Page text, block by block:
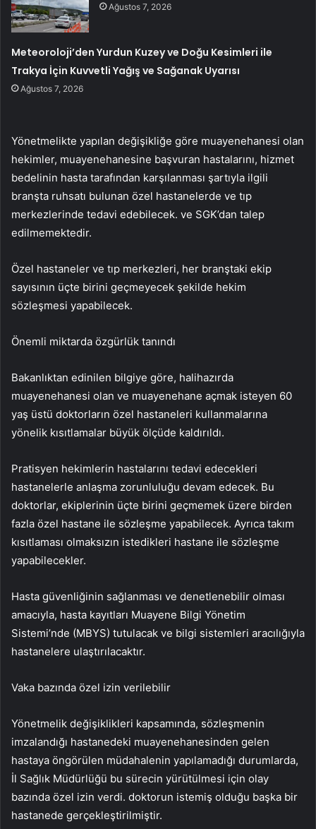
Ağustos 7, 2026
Meteoroloji’den Yurdun Kuzey ve Doğu Kesimleri ile
Trakya İçin Kuvvetli Yağış ve Sağanak Uyarısı
Ağustos 7, 2026
Yönetmelikte yapılan değişikliğe göre muayenehanesi olan
hekimler, muayenehanesine başvuran hastalarını, hizmet
bedelinin hasta tarafından karşılanması şartıyla ilgili
branşta ruhsatı bulunan özel hastanelerde ve tıp
merkezlerinde tedavi edebilecek. ve SGK’dan talep
edilmemektedir.
Özel hastaneler ve tıp merkezleri, her branştaki ekip
sayısının üçte birini geçmeyecek şekilde hekim
sözleşmesi yapabilecek.
Önemli miktarda özgürlük tanındı
Bakanlıktan edinilen bilgiye göre, halihazırda
muayenehanesi olan ve muayenehane açmak isteyen 60
yaş üstü doktorların özel hastaneleri kullanmalarına
yönelik kısıtlamalar büyük ölçüde kaldırıldı.
Pratisyen hekimlerin hastalarını tedavi edecekleri
hastanelerle anlaşma zorunluluğu devam edecek. Bu
doktorlar, ekiplerinin üçte birini geçmemek üzere birden
fazla özel hastane ile sözleşme yapabilecek. Ayrıca takım
kısıtlaması olmaksızın istedikleri hastane ile sözleşme
yapabilecekler.
Hasta güvenliğinin sağlanması ve denetlenebilir olması
amacıyla, hasta kayıtları Muayene Bilgi Yönetim
Sistemi’nde (MBYS) tutulacak ve bilgi sistemleri aracılığıyla
hastanelere ulaştırılacaktır.
Vaka bazında özel izin verilebilir
Yönetmelik değişiklikleri kapsamında, sözleşmenin
imzalandığı hastanedeki muayenehanesinden gelen
hastaya öngörülen müdahalenin yapılamadığı durumlarda,
İl Sağlık Müdürlüğü bu sürecin yürütülmesi için olay
bazında özel izin verdi. doktorun istemiş olduğu başka bir
hastanede gerçekleştirilmiştir.